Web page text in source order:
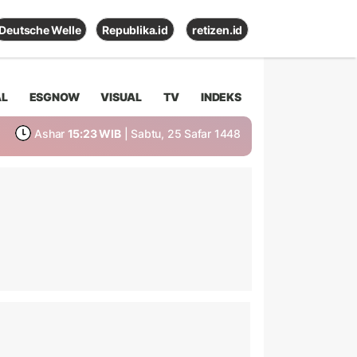
Deutsche Welle Republika.id retizen.id
ESGNOW VISUAL TV INDEKS
Ashar 15:23 WIB | Sabtu, 25 Safar 1448